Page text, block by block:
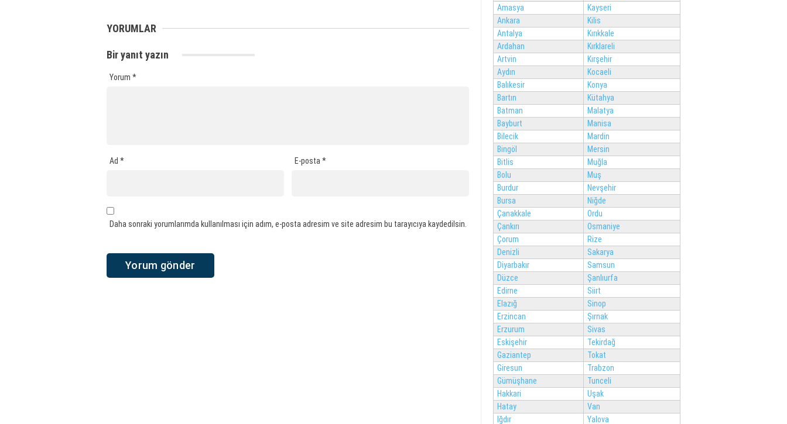
YORUMLAR
Bir yanıt yazın
Yorum *
Ad * E-posta *
Daha sonraki yorumlarımda kullanılması için adım, e-posta adresim ve site adresim bu tarayıcıya kaydedilsin.
Amasya
Kayseri
Ankara
Kilis
Antalya
Kırıkkale
Ardahan
Kırklareli
Artvin
Kırşehir
Aydın
Kocaeli
Balıkesir
Konya
Bartın
Kütahya
Batman
Malatya
Bayburt
Manisa
Bilecik
Mardin
Bingöl
Mersin
Bitlis
Muğla
Bolu
Muş
Burdur
Nevşehir
Bursa
Niğde
Çanakkale
Ordu
Çankırı
Osmaniye
Çorum
Rize
Denizli
Sakarya
Diyarbakır
Samsun
Düzce
Şanlıurfa
Edirne
Siirt
Elazığ
Sinop
Erzincan
Şırnak
Erzurum
Sivas
Eskişehir
Tekirdağ
Gaziantep
Tokat
Giresun
Trabzon
Gümüşhane
Tunceli
Hakkari
Uşak
Hatay
Van
Iğdır
Yalova